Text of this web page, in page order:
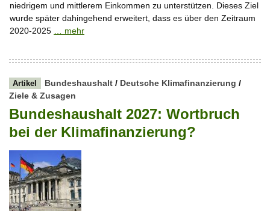
niedrigem und mittlerem Einkommen zu unterstützen. Dieses Ziel
wurde später dahingehend erweitert, dass es über den Zeitraum
2020-2025 … mehr
Artikel Bundeshaushalt/ Deutsche Klimafinanzierung /
Ziele & Zusagen
Bundeshaushalt 2027: Wortbruch
bei der Klimafinanzierung?